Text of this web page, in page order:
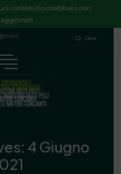
contenuti potrebbero non
Cerca
potrebbero non essere
4 Giugno